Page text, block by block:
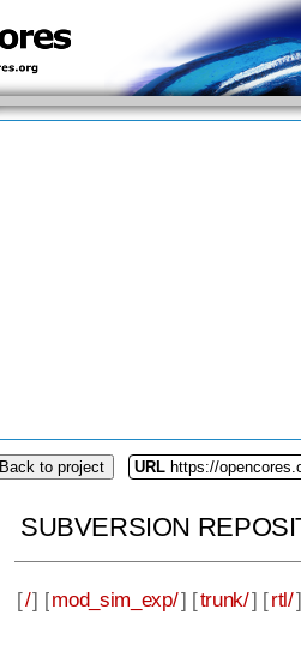
Back to project URL https://
SUBVERSION
[/] [mod_sim_exp/] [trunk/] [rtl/